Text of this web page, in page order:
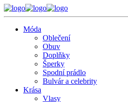
Móda
Oblečení
Obuv
Doplňky
Šperky
Spodní prádlo
Bulvár a celebrity
Krása
Vlasy